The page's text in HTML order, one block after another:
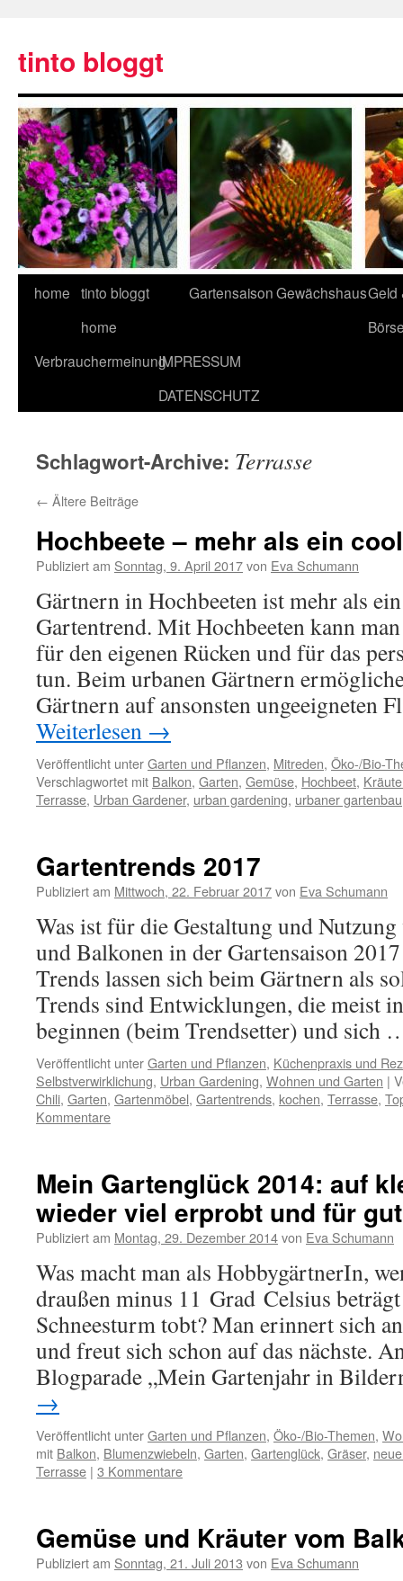
tinto bloggt
home tinto bloggt
home
GartensaisonGewächshausGeld
VerbrauchermeinungIMPRESSUM
DATENSCHUTZ
Schlagwort-Archive: Terrasse
← Ältere Beiträge
Hochbeete – mehr als ein
Publiziert am Sonntag, 9. April 2017von Eva Schumann
Gärtnern in Hochbeeten ist mehr als
Gartentrend. Mit Hochbeeten kann
für den eigenen Rücken und für das
tun. Beim urbanen Gärtnern
Gärtnern auf ansonsten ungeeigneten
Weiterlesen →
Veröffentlicht unterGarten und Pflanzen, Mitreden, Öko-/Bio-
Verschlagwortet mit Balkon, Garten, Gemüse, Hochbeet,
Terrasse, Urban Gardener, urban gardening, urbaner gartenbau
Gartentrends 2017
Publiziert am Mittwoch, 22. Februar 2017von Eva Schumann
Was ist für die Gestaltung und
und Balkonen in der Gartensaison
Trends lassen sich beim Gärtnern als
Trends sind Entwicklungen, die meist
beginnen (beim Trendsetter) und sich
Veröffentlicht unterGarten und Pflanzen, Küchenpraxis und
Selbstverwirklichung, Urban Gardening, Wohnen und Garten |
Chili, Garten, Gartenmöbel, Gartentrends, kochen, Terrasse,
Kommentare
Mein Gartenglück 2014: auf
wieder viel erprobt und für
Publiziert am Montag, 29. Dezember 2014von Eva Schumann
Was macht man als HobbygärtnerIn,
draußen minus 11 Grad Celsius
Schneesturm tobt? Man erinnert sich
und freut sich schon auf das nächste.
Blogparade „Mein Gartenjahr in
→
Veröffentlicht unterGarten und Pflanzen, Öko-/Bio-Themen,
mit Balkon, Blumenzwiebeln, Garten, Gartenglück, Gräser,
Terrasse | 3 Kommentare
Gemüse und Kräuter vom
Publiziert am Sonntag, 21. Juli 2013 von Eva Schumann